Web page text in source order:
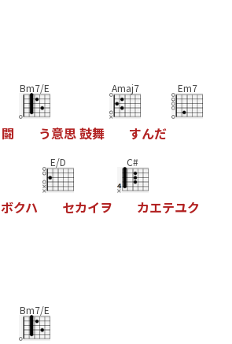
闘
Bm7/E
う意思鼓舞
Amaj7
すんだ
Em7
ボクハ
E/D
セカイヲ
C#
カエテユク
Bm7/E